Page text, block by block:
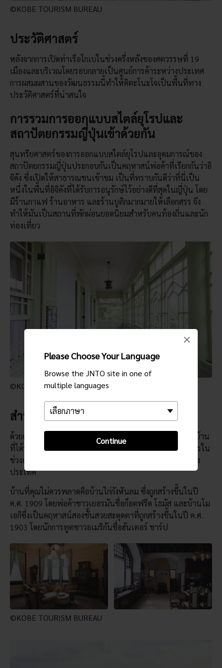
Please Choose Your Language
Browse the JNTO site in one of
multiple languages
Continue
×
©KOBE TOURISM BUREAU
ประวัติศาสตร์
หลังจากการเปิดท่าเรือโกเบในช่วงครึ่งหลังของศตวรรษที่ 19
เมืองและบริเวณโดยรอบกลายเป็นศูนย์การค้าระหว่างประเทศ
การผสมผสานของวัฒนธรรมนี้ทำให้คิตะโนะโจเป็นพื้นที่ทาง
ประวัติศาสตร์ที่น่าสนใจ
การรวมการออกแบบสไตล์ยุโรปและ
สถาปัตยกรรมญี่ปุ่นเข้าด้วยกัน
สุนทรียศาสตร์ของการออกแบบสไตล์ยุโรปและอุดมการณ์ของ
สถาปัตยกรรมญี่ปุ่นประกอบกันเป็นคฤหาสน์พ่อค้าที่เรียกกันว่าอิ
จิคัง ซึ่งเปิดให้สาธารณชนเข้าชม เป็นที่ทราบกันดีว่าที่นี่เป็น
หนึ่งในพื้นที่อิจิคังที่ได้รับการอนุรักษ์ไว้อย่างดีที่สุดในญี่ปุ่น โดย
มีร้านกาแฟ ร้านอาหาร และร้านบูติกมากมายให้เลือกสรร จึง
ทำให้มันเป็นสถานที่พักผ่อนยอดนิยมสำหรับคนท้องถิ่นและนัก
ท่องเที่ยว
©KOBE TOURISM BUREAU
สำรวจบ้านที่ได้รับการอนุรักษ์ไว้อย่างดี
ด้วยค่าธรรมเนียมเพียงเล็กน้อย คุณจะสามารถเดินเที่ยวชมบ้าน
ที่ได้รับการอนุรักษ์ไว้เป็นอย่างดีและค้นพบว่าชีวิตเป็นเช่นไรใน
ช่วงเวลาที่ได้รับอิทธิพลจากต่างชาติและมีการค้าขายระหว่าง
ประเทศ
บ้านที่คุณไม่ควรพลาดคือบ้านไก่กังหันลม ซึ่งถูกสร้างขึ้นในปี
ค.ศ. 1909 โดยพ่อค้าชาวเยอรมันชื่อก็อตฟรีด​ โธมัส และบ้านโม
เอกิซึ่งเป็นคฤหาสน์สองชั้นสวยสะดุดตาที่ถูกสร้างขึ้นในปี ค.ศ.
1903 โดยนักการทูตชาวอเมริกันชื่อฮันเตอร์ ชาร์ป
©KOBE TOURISM BUREAU